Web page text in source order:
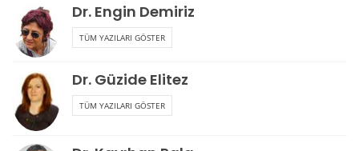
Dr. Engin Demiriz
TÜM YAZILARI GÖSTER
Dr. Güzide Elitez
TÜM YAZILARI GÖSTER